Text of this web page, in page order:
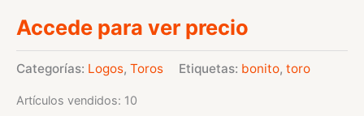
Accede para ver precio
Categorías: Logos, Toros Etiquetas: bonito, toro
Artículos vendidos: 10